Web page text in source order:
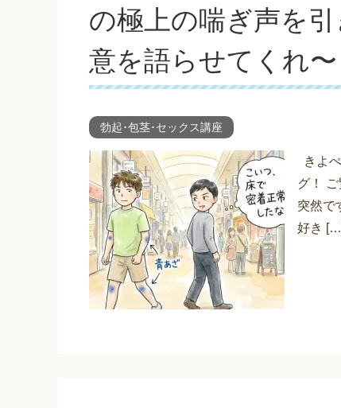
の極上の喘ぎ声を
意を語らせてくれ〜
勃起･包茎･セックス講座
きよ
グ！
突然で
好き